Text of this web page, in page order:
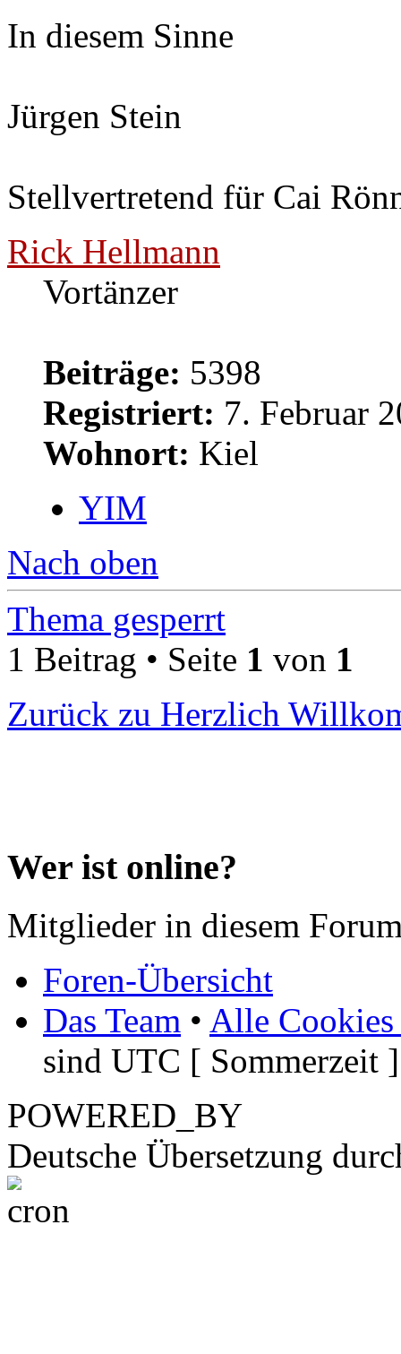
In diesem Sinne
Jürgen Stein
Stellvertretend für Cai
Rick Hellmann
Vortänzer
Beiträge: 5398
Registriert: 7. Februar
Wohnort: Kiel
YIM
Nach oben
Thema gesperrt
1 Beitrag • Seite 1 von 1
Zurück zu Herzlich
Wer ist online?
Mitglieder in diesem
Foren-Übersicht
Das Team • Alle Cookies
sind UTC [ Sommerzeit ]
POWERED_BY
Deutsche Übersetzung